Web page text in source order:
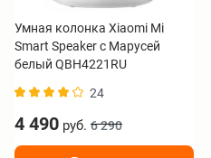
Умная колонка Xiaomi Mi
Smart Speaker с Марусей
белый QBH4221RU
24
4 490 руб. 6 290